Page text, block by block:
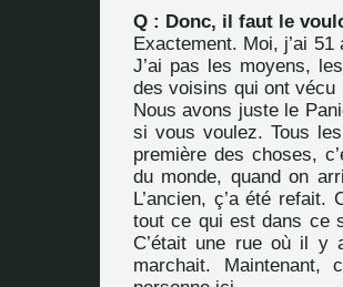
Q : Donc, il faut le
Exactement. Moi, j’ai
J’ai pas les moyens,
des voisins qui ont
Nous avons juste le
si vous voulez. Tous
première des choses,
du monde, quand on
L’ancien, ç’a été refait.
tout ce qui est dans ce
C’était une rue où il y
marchait.